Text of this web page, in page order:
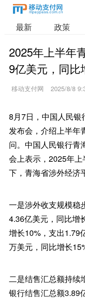
最新 政策
2025年上半年
9亿美元，同比
移动支付网 2025/8/8
8月7日，中国人民银
发布会，介绍上半年
问。中国人民银行青
会上表示，2025年
下，青海省涉外经济
一是涉外收支规模稳
4.36亿美元，同比增
增长10%，支出1.79
万美元，同比增长
二是结售汇总额持续
银行结售汇总额3.89